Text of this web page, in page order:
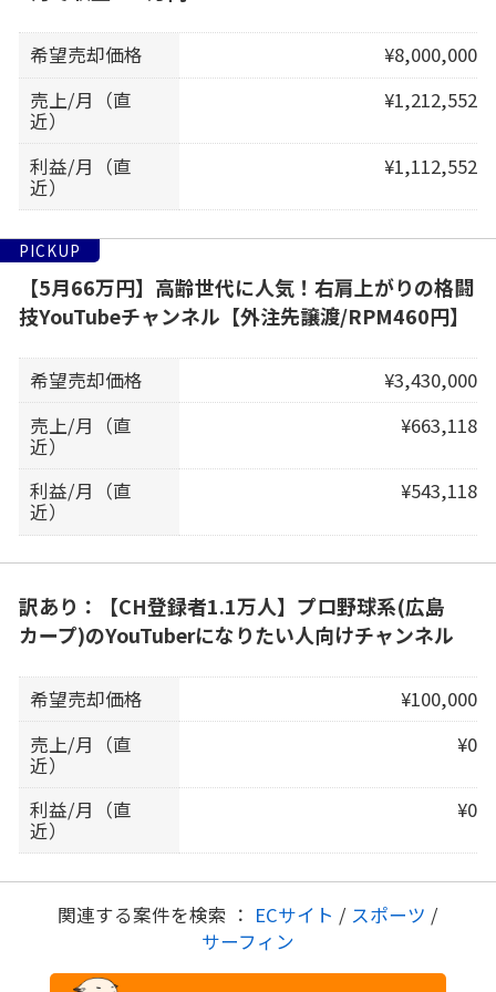
希望売却価格
¥8,000,000
売上/月（直
近）
¥1,212,552
利益/月（直
近）
¥1,112,552
PICKUP
【5月66万円】高齢世代に人気！右肩上がりの格闘
技YouTubeチャンネル【外注先譲渡/RPM460円】
希望売却価格
¥3,430,000
売上/月（直
近）
¥663,118
利益/月（直
近）
¥543,118
訳あり：【CH登録者1.1万人】プロ野球系(広島
カープ)のYouTuberになりたい人向けチャンネル
希望売却価格
¥100,000
売上/月（直
近）
¥0
利益/月（直
近）
¥0
関連する案件を検索 ： ECサイト / スポーツ /
サーフィン